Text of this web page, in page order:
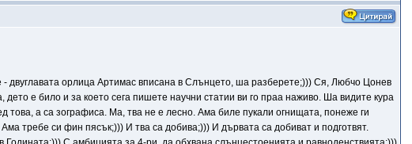
двуглавата орлица Артимас вписана в Слънцето, ша разберете;))) Ся, Любчо Цонев
е било и за което сега пишете научни статии ви го праа наживо. Ша видите кура
това, а са зографиса. Ма, тва не е лесно. Ама биле пукали огнищата, понеже ги
требе си фин пясък;))) И тва са добива;))) И дървата са добиват и подготвят.